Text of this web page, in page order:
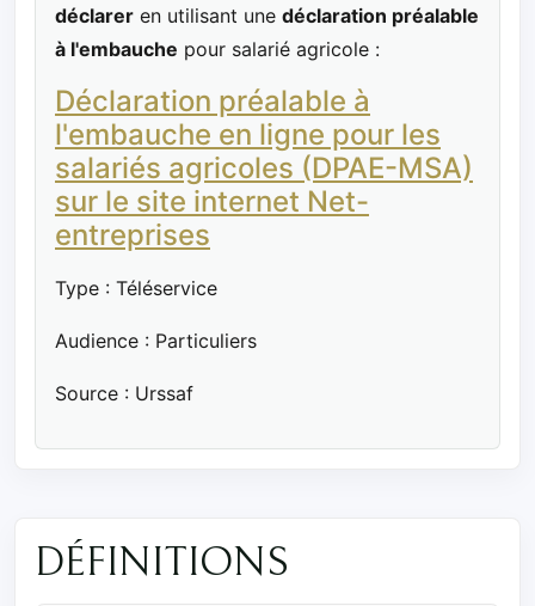
déclarer en utilisant une déclaration préalable
à l'embauche pour salarié agricole :
Déclaration préalable à
l'embauche en ligne pour les
salariés agricoles (DPAE-MSA)
sur le site internet Net-
entreprises
Type : Téléservice
Audience : Particuliers
Source : Urssaf
DÉFINITIONS